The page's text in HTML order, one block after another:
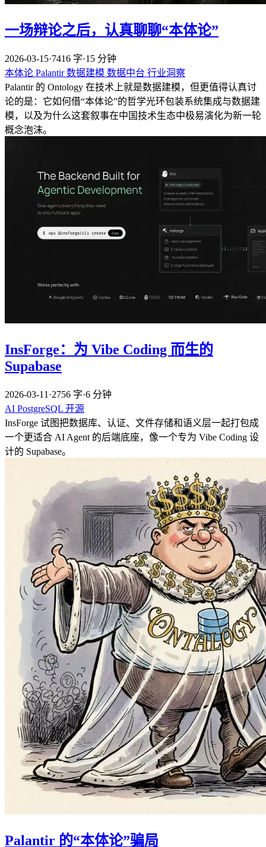
一场辩论之后，认真聊聊“本体论”
2026-03-15·7416 字·15 分钟
本体论 Palantir数据建模 数据中台 行业洞察
Palantir 的 Ontology 在技术上就是数据建模，但更值得认真讨
论的是：它如何借“本体论”的哲学光环包装系统集成与数据建
模，以及为什么这套叙事在中国技术生态中极易演化为新一轮
概念泡沫。
InsForge：为 Vibe Coding 而生的
Supabase
2026-03-11 ·2756 字·6 分钟
AI PostgreSQL 开源
InsForge 试图把数据库、认证、文件存储和语义层一起打包成
一个更适合 AI Agent 的后端底座，像一个专为 Vibe Coding 设
计的 Supabase。
Palantir 的“本体论”骗局